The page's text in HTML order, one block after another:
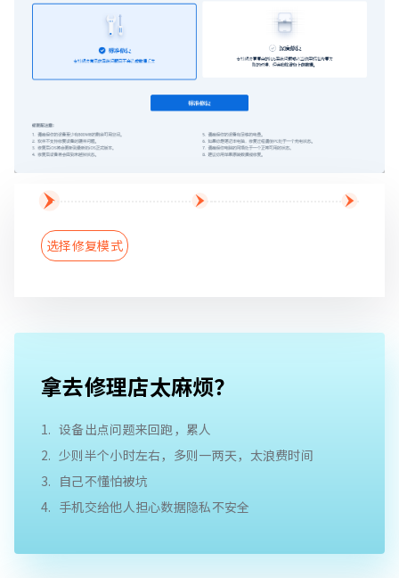
拿去修理店太麻烦？
设备出点问题来回跑，累人
少则半个小时左右，多则一两天，太浪费时间
自己不懂怕被坑
手机交给他人担心数据隐私不安全
选择修复模式